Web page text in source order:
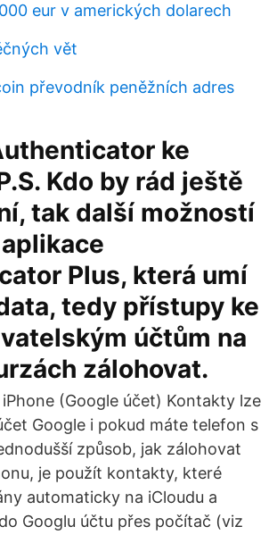
eur v amerických dolarech
vět
převodník peněžních adres
ke
Kdo by rád ještě
tak další možností
Plus, která umí
tedy přístupy ke
účtům na
zálohovat.
(Google účet) Kontakty lze
Google i pokud máte telefon s
způsob, jak zálohovat
je použít kontakty, které
automaticky na iCloudu a
Googlu účtu přes počítač (viz